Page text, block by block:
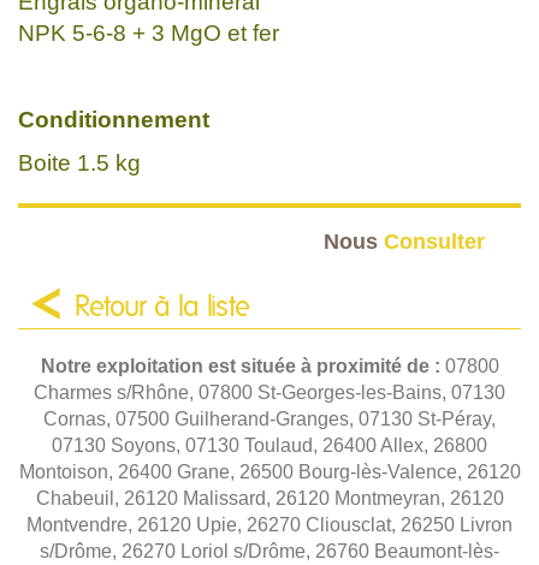
NPK 5-6-8 + 3 MgO et fer
Conditionnement
Boite 1.5 kg
Nous Consulter
Retour à la liste
Notre exploitation est située à proximité de : 07800
Charmes s/Rhône, 07800 St-Georges-les-Bains, 07130
Cornas, 07500 Guilherand-Granges, 07130 St-Péray,
07130 Soyons, 07130 Toulaud, 26400 Allex, 26800
Montoison, 26400 Grane, 26500 Bourg-lès-Valence, 26120
Chabeuil, 26120 Malissard, 26120 Montmeyran, 26120
Montvendre, 26120 Upie, 26270 Cliousclat, 26250 Livron
s/Drôme, 26270 Loriol s/Drôme, 26760 Beaumont-lès-